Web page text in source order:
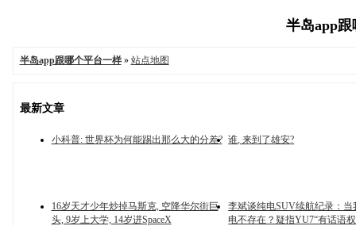
半岛app
半岛app跟哪个平台一样» 站点地图
最新文章
小科普: 世界杯为何能踢出那么大的分差? 谁, 来到了雄安?
16岁天才少年炒掉马斯克, 空降华尔街巨
头, 9岁上大学, 14岁进SpaceX
李斌谈纯电SUV续航纪录：当
电不存在？疑指YU7“有话语